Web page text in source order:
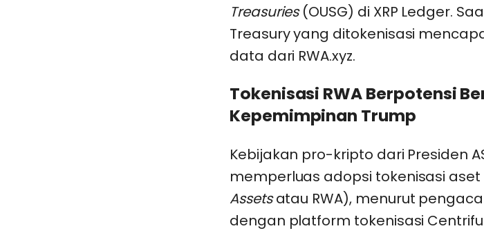
Treasuries(OUSG) di XRP Ledger.
Treasury yang ditokenisasi
data dari RWA.xyz.
Tokenisasi RWA Berpotensi
Kepemimpinan Trump
Kebijakan pro-kripto dari Presiden
memperluas adopsi tokenisasi
Assetsatau RWA), menurut
dengan platform tokenisasi